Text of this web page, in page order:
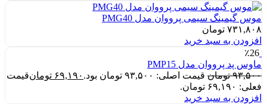
موس گیمینگ سیمی پرووان مدل PMG40
۷۳۱,۸۰۸ تومان
افزودن به سبد خرید
٪26
ماوس پد پرووان مدل PMP15
۹۳,۵۰۰ تومان قیمت اصلی: ۹۳,۵۰۰ تومان بود. ۶۹,۱۹۰ تومانقیمت
فعلی: ۶۹,۱۹۰ تومان.
افزودن به سبد خرید